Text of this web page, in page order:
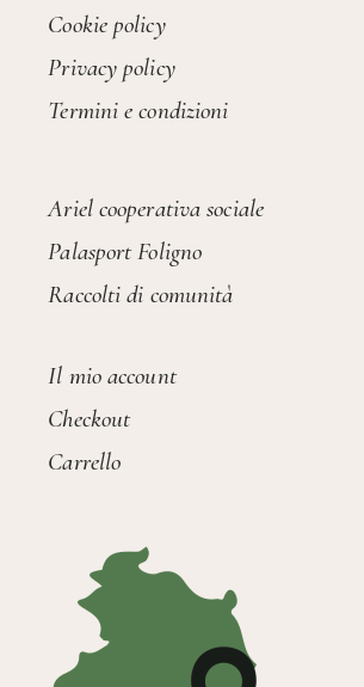
Cookie policy
Privacy policy
Termini e condizioni
Ariel cooperativa sociale
Palasport Foligno
Raccolti di comunità
Il mio account
Checkout
Carrello